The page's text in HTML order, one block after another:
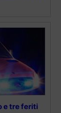
e tre feriti